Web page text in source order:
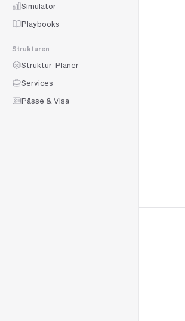
Simulator
Playbooks
Strukturen
Struktur-Planer
Services
Pässe & Visa